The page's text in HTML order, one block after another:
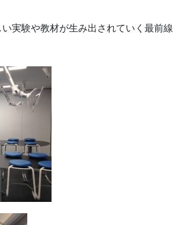
実験や教材が生み出されていく最前線